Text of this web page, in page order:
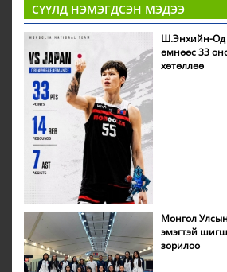
СҮҮЛД НЭМЭГДСЭН МЭДЭЭ
Ш.Энхийн-Од
өмнөөс 33
хөтөллөө
Монгол
эмэгтэй
зорилоо